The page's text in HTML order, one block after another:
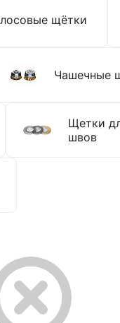
щётки
Чашечные
Щетки
швов